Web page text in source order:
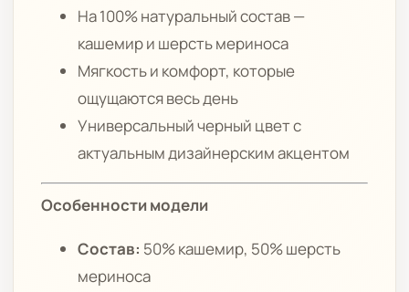
На 100% натуральный состав —
кашемир и шерсть мериноса
Мягкость и комфорт, которые
ощущаются весь день
Универсальный черный цвет с
актуальным дизайнерским акцентом
Особенности модели
Состав: 50% кашемир, 50% шерсть
мериноса